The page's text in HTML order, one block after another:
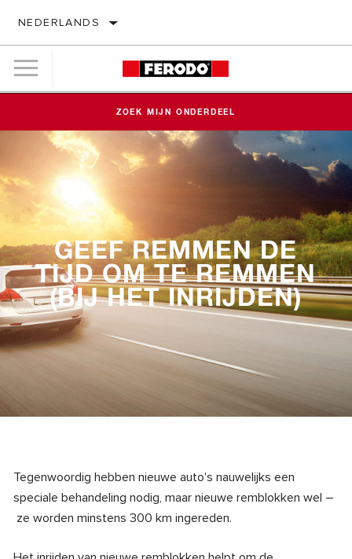
NEDERLANDS
ZOEK MIJN ONDERDEEL
GEEF REMMEN DE
TIJD OM TE REMMEN
(BIJ HET INRIJDEN)
Tegenwoordig hebben nieuwe auto's nauwelijks een
speciale behandeling nodig, maar nieuwe remblokken wel –
ze worden minstens 300 km ingereden.